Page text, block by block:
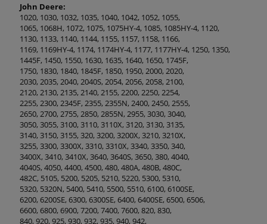
John Deere:
1020, 1030, 1032, 1035, 1040, 1042, 1052, 1055,
1065, 1068H, 1072, 1075, 1075HY-4, 1085, 1085HY-4, 1120,
1130, 1133, 1140, 1144, 1155, 1157, 1158, 1166,
1169, 1169HY-4, 1174, 1174HY-4, 1177, 1177HY-4, 1250, 1350,
1445F, 1450, 1550, 1630, 1635, 1640, 1650, 1745F,
1750, 1830, 1840, 1845F, 1850, 1950, 2000, 2020,
2030, 2035, 2040, 2040S, 2054, 2056, 2058, 2100,
2120, 2130, 2135, 2140, 2155, 2200, 2250, 2254,
2255, 2300, 2345F, 2355, 2355N, 2400, 2450, 2555,
2650, 2700, 2755, 2850, 2855N, 2955, 3030, 3040,
3050, 3055, 3100, 3110, 3110X, 3120, 3130, 3135,
3140, 3150, 3155, 320, 3200, 3200X, 3210, 3210X,
3255, 3300, 3300X, 3310, 3310X, 3340, 3350, 340,
3400X, 3410, 3410X, 3640, 3640S, 3650, 380, 4040,
4040S, 4050, 4400, 4500, 480, 480A, 480B, 480C,
482C, 5105, 5200, 5205, 5210, 5220, 5300, 5310,
5320, 5320N, 5400, 5410, 5500, 5510, 6100, 6100SE,
6200, 6200SE, 6300, 6300SE, 6400, 6400SE, 6500, 6506,
6600, 6800, 6900, 7200, 7400, 7600, 820, 830,
840, 920, 925, 930, 932, 935, 940, 942,